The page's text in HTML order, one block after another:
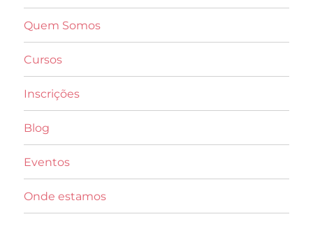
Quem Somos
Cursos
Inscrições
Blog
Eventos
Onde estamos